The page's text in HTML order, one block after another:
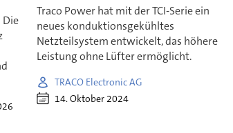
Traco Power hat mit der TCI-Serie ein
neues konduktionsgekühltes
Netzteilsystem entwickelt, das höhere
Leistung ohne Lüfter ermöglicht.
TRACO Electronic AG
14. Oktober 2024